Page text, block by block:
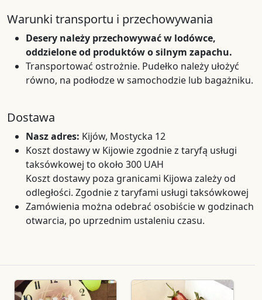
Warunki transportu i przechowywania
Desery należy przechowywać w lodówce,
oddzielone od produktów o silnym zapachu.
Transportować ostrożnie. Pudełko należy ułożyć
równo, na podłodze w samochodzie lub bagażniku.
Dostawa
Nasz adres: Kijów, Mostycka 12
Koszt dostawy w Kijowie zgodnie z taryfą usługi
taksówkowej to około 300 UAH
Koszt dostawy poza granicami Kijowa zależy od
odległości. Zgodnie z taryfami usługi taksówkowej
Zamówienia można odebrać osobiście w godzinach
otwarcia, po uprzednim ustaleniu czasu.